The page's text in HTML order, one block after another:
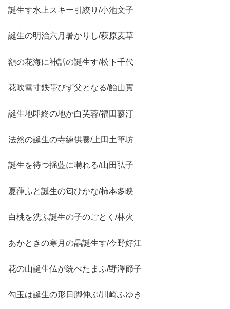
誕生す水上スキー引絞り/小池文子
誕生の明治六月暑かりし/萩原麦草
額の花海に神話の誕生す/松下千代
花吹雪寸鉄帯びず父となる/飴山實
誕生地即終の地か白芙蓉/福田蓼汀
法然の誕生の寺練供養/上田土筆坊
誕生を待つ揺藍に囀れる/山田弘子
夏葎ふと誕生の匂ひかな/柿本多映
白桃を洗ふ誕生の子のごとく/林火
あかときの寒月の晶誕生す/今野好江
花の山誕生仏が統べたまふ/野澤節子
勾玉は誕生の形日脚伸ぶ/川崎ふゆき